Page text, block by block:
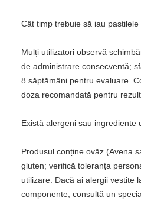
Cât timp trebuie să iau
Mulți utilizatori observă
de administrare consecventă;
8 săptămâni pentru evaluare.
doza recomandată pentru
Există alergeni sau ingrediente
Produsul conține ovăz (Avena
gluten; verifică toleranța
utilizare. Dacă ai alergii vestite
componente, consultă un